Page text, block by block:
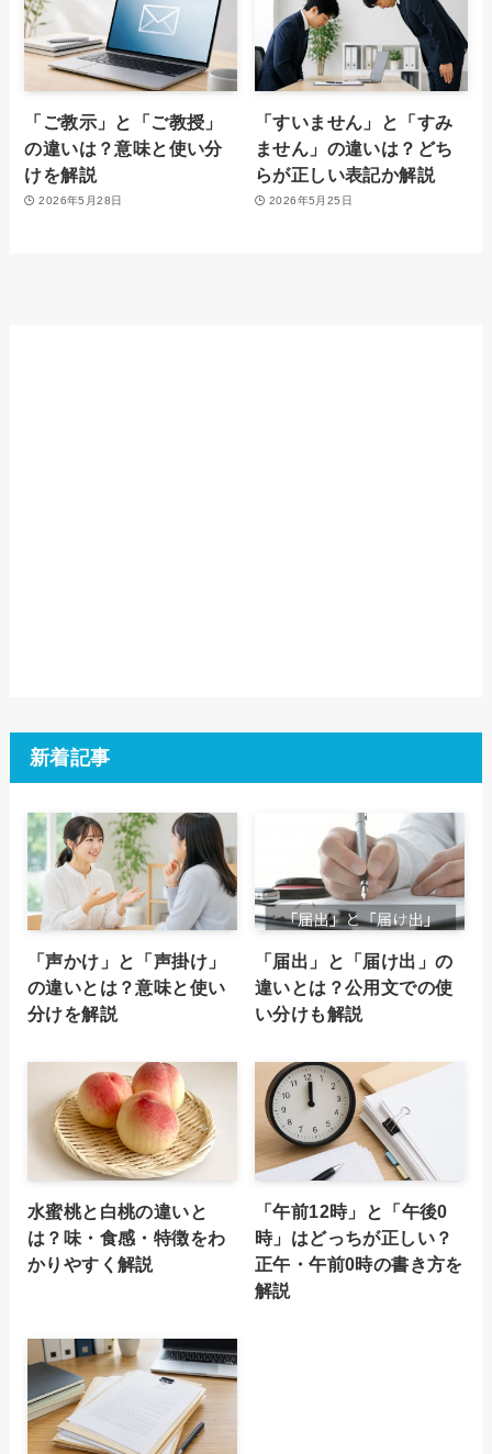
「ご教示」と「ご教授」
の違いは？意味と使い分
けを解説
2026年5月28日
「すいません」と「すみ
ません」の違いは？どち
らが正しい表記か解説
2026年5月25日
新着記事
「声かけ」と「声掛け」
の違いとは？意味と使い
分けを解説
「届出」と「届け出」の
違いとは？公用文での使
い分けも解説
水蜜桃と白桃の違いと
は？味・食感・特徴をわ
かりやすく解説
「午前12時」と「午後0
時」はどっちが正しい？
正午・午前0時の書き方を
解説